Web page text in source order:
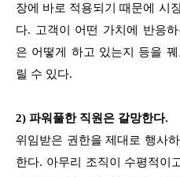
장에 바로 적용되기 때문에 시
다. 고객이 어떤 가치에 반응
은 어떻게 하고 있는지 등을
릴 수 있다.
2) 파워풀한 직원은 갈망한다.
위임받은 권한을 제대로 행사
한다. 아무리 조직이 수평적이